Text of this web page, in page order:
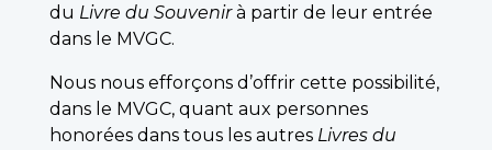
du Livre du Souvenirà partir de leur entrée
dans le MVGC.
Nous nous efforçons d’offrir cette possibilité,
dans le MVGC, quant aux personnes
honorées dans tous les autres Livres du